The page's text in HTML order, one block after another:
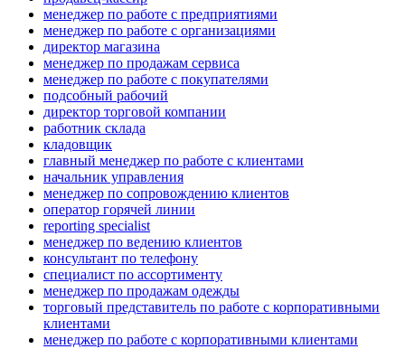
менеджер по работе с предприятиями
менеджер по работе с организациями
директор магазина
менеджер по продажам сервиса
менеджер по работе с покупателями
подсобный рабочий
директор торговой компании
работник склада
кладовщик
главный менеджер по работе с клиентами
начальник управления
менеджер по сопровождению клиентов
оператор горячей линии
reporting specialist
менеджер по ведению клиентов
консультант по телефону
специалист по ассортименту
менеджер по продажам одежды
торговый представитель по работе с корпоративными
клиентами
менеджер по работе с корпоративными клиентами